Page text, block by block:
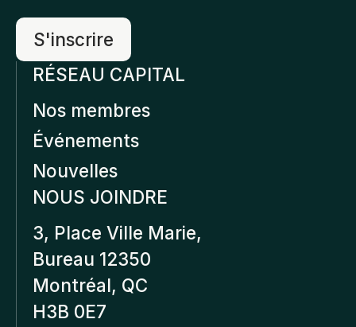
RÉSEAU CAPITAL
Nos membres
Événements
Nouvelles
NOUS JOINDRE
3, Place Ville Marie,
Bureau 12350
Montréal, QC
H3B 0E7